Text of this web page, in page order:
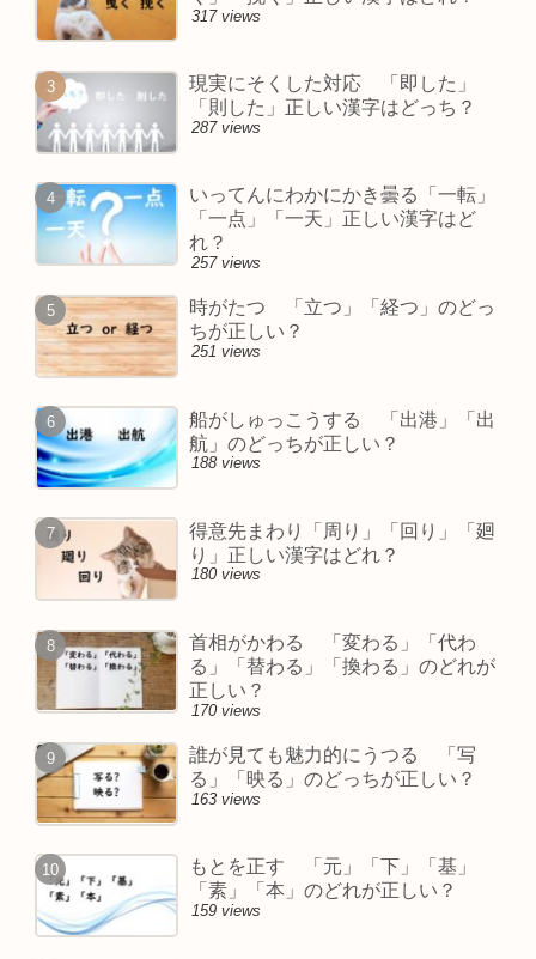
317 views
現実にそくした対応 「即した」
「則した」正しい漢字はどっち？
287 views
いってんにわかにかき曇る「一転」
「一点」「一天」正しい漢字はど
れ？
257 views
時がたつ 「立つ」「経つ」のどっ
ちが正しい？
251 views
船がしゅっこうする 「出港」「出
航」のどっちが正しい？
188 views
得意先まわり「周り」「回り」「廻
り」正しい漢字はどれ？
180 views
首相がかわる 「変わる」「代わ
る」「替わる」「換わる」のどれが
正しい？
170 views
誰が見ても魅力的にうつる 「写
る」「映る」のどっちが正しい？
163 views
もとを正す 「元」「下」「基」
「素」「本」のどれが正しい？
159 views